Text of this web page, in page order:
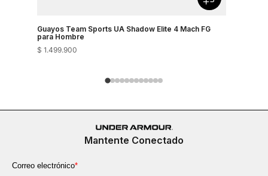
Guayos Team Sports UA Shadow Elite 4 Mach FG
para Hombre
$ 1.499.900
Mantente Conectado